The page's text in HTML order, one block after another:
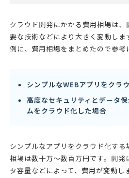
クラウド開発にかかる費用相場は
要な技術などにより大きく変動しま
例に、費用相場をまとめたので参考
シンプルなWEBアプリをクラ
高度なセキュリティとデータ
ムをクラウド化した場合
シンプルなアプリをクラウド化す
相場は数十万〜数百万円です。開発
タ容量などによって、費用が変動し